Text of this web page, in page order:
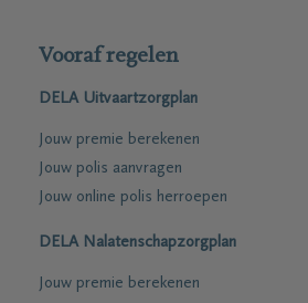
Vooraf regelen
DELA Uitvaartzorgplan
Jouw premie berekenen
Jouw polis aanvragen
Jouw online polis herroepen
DELA Nalatenschapzorgplan
Jouw premie berekenen